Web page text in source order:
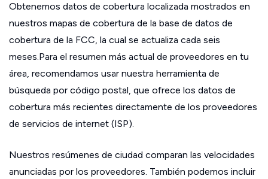
Obtenemos datos de cobertura localizada mostrados en
nuestros mapas de cobertura de la base de datos de
cobertura de la FCC, la cual se actualiza cada seis
meses.Para el resumen más actual de proveedores en tu
área, recomendamos usar nuestra herramienta de
búsqueda por código postal, que ofrece los datos de
cobertura más recientes directamente de los proveedores
de servicios de internet (ISP).
Nuestros resúmenes de ciudad comparan las velocidades
anunciadas por los proveedores. También podemos incluir